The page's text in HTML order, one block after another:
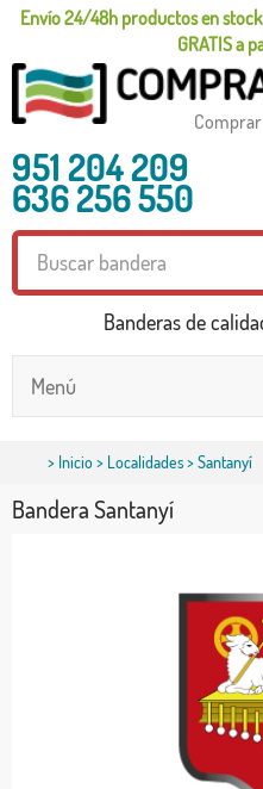
Envío 24/48h productos en
GRATIS a
951 204 209
636 256 550
Banderas de
Menú
> Inicio> Localidades> Santanyí
Bandera Santanyí